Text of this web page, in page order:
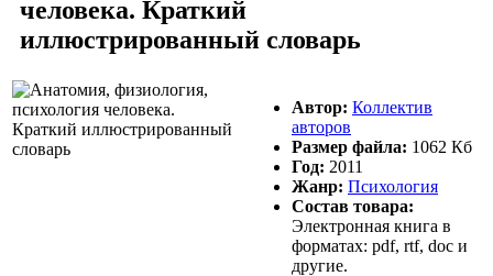
человека. Краткий
иллюстрированный словарь
Автор: Коллектив
авторов
Размер файла: 1062 Кб
Год: 2011
Жанр: Психология
Состав товара:
Электронная книга в
форматах: pdf, rtf, doc и
другие.